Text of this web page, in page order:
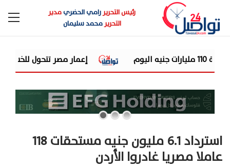
رئيس التحريررامي الحضريمدير
التحريرمحمد سليمان
إعمار مصر تتحول للخسارة في الربع الثاني.. 2.2 مليار جنيه خسائر رغم ارتفاع الإيرادات 22.6%
استرداد 6.1 مليون جنيه مستحقات 118
عاملا مصريا غادروا الأردن